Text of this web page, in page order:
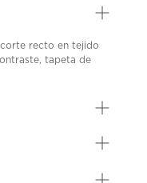
recto en tejido
tapeta de